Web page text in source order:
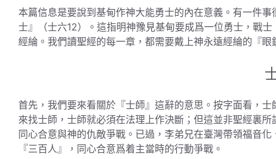
本篇信息是要說到基甸作神大能勇士的內在意義。有一件
士』（士六12）。這指明神豫見基甸要成爲一位勇士，戰
經綸。我們讀聖經的每一章，都需要戴上神永遠經綸的『
首先，我們要來看關於『士師』這辭的意思。按字面看，
來找士師，士師就必須在法理上作決斷；但這並非聖經裏
同心合意與神的仇敵爭戰。已過，李弟兄在臺灣帶領福音
『三百人』，同心合意爲着主當時的行動爭戰。